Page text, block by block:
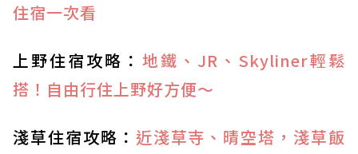
住宿一次看
上野住宿攻略： 地鐵、JR、Skyliner輕鬆
搭！自由行住上野好方便～
淺草住宿攻略： 近淺草寺、晴空塔，淺草飯